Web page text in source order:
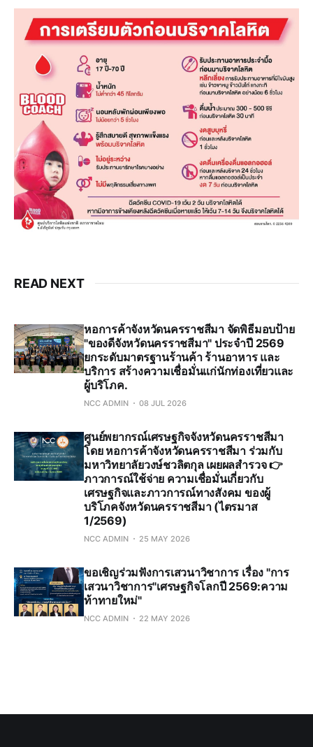
READ NEXT
หอการค้าจังหวัดนครราชสีมา จัดพิธีมอบป้าย
"ของดีจังหวัดนครราชสีมา" ประจำปี 2569
ยกระดับมาตรฐานร้านค้า ร้านอาหาร และ
บริการ สร้างความเชื่อมั่นแก่นักท่องเที่ยวและ
ผู้บริโภค.
NCC ADMIN 08 JUL 2026
ศูนย์พยากรณ์เศรษฐกิจจังหวัดนครราชสีมา
โดย หอการค้าจังหวัดนครราชสีมา ร่วมกับ
มหาวิทยาลัยวงษ์ชวลิตกุล เผยผลสำรวจ 👉
ภาวการณ์ใช้จ่าย ความเชื่อมั่นเกี่ยวกับ
เศรษฐกิจและภาวการณ์ทางสังคม ของผู้
บริโภคจังหวัดนครราชสีมา (ไตรมาส
1/2569)
NCC ADMIN 25 MAY 2026
ขอเชิญร่วมฟังการเสวนาวิชาการ เรื่อง "การ
เสวนาวิชาการ"เศรษฐกิจโลกปี 2569:ความ
ท้าทายใหม่"
NCC ADMIN 22 MAY 2026